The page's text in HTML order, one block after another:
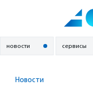
новости сервисы
Новости